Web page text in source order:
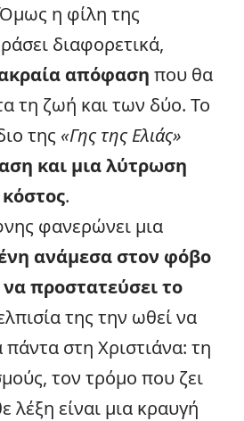
η φίλη της
διαφορετικά,
απόφαση που θα
τη ζωή και των δύο. Το
της «Γης της Ελιάς»
και μια λύτρωση
.
φανερώνει μια
ανάμεσα στον φόβο
προστατεύσει το
της την ωθεί να
πάντα στη Χριστιάνα: τη
τον τρόμο που ζει
λέξη είναι μια κραυγή